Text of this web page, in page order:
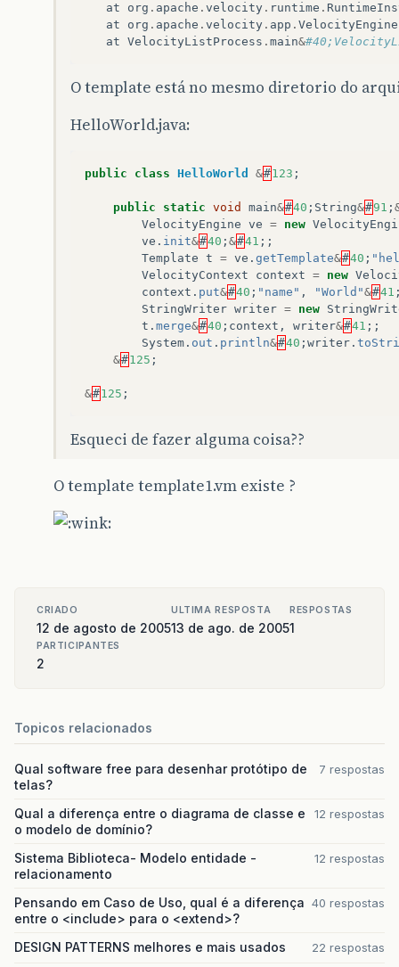
at
org . apache . velocity . runtime .
at
org . apache . velocity . app . VelocityEngine
at VelocityListProcess . main&
O template está no mesmo diretorio do
HelloWorld.java:
public class HelloWorld &#123 ;
public static void main&#40 ; String&#91 ;
VelocityEngine ve = new
ve . init&#40 ; &#41 ;;
Template t = ve . getTemplate&#40 ;
VelocityContext
context = new
context . put&#40 ; "name" , "World"&#41
StringWriter writer = new
t . merge&#40 ; context , writer&#41 ;;
System . out . println&#40 ; writer .
&#125 ;
&#125 ;
Esqueci de fazer alguma coisa??
O template template1.vm existe ?
CRIADO
12 de agosto de 2005
ULTIMA RESPOSTA
13 de ago. de 2005
RESPOSTAS
1
PARTICIPANTES
2
Topicos relacionados
Qual software free para desenhar protótipo de
telas?
7 respostas
Qual a diferença entre o diagrama de classe e
o modelo de domínio?
12 respostas
Sistema Biblioteca- Modelo entidade -
relacionamento
12 respostas
Pensando em Caso de Uso, qual é a diferença
entre o <include> para o <extend>?
40 respostas
DESIGN PATTERNS melhores e mais usados 22 respostas